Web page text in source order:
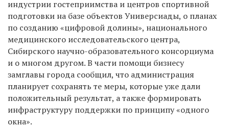
индустрии гостеприимства и центров спортивной
подготовки на базе объектов Универсиады, о планах
по созданию «цифровой долины», национального
медицинского исследовательского центра,
Сибирского научно-образовательного консорциума
и о многом другом. В части помощи бизнесу
замглавы города сообщил, что администрация
планирует сохранять те меры, которые уже дали
положительный результат, а также формировать
инфраструктуру поддержки по принципу «одного
окна».